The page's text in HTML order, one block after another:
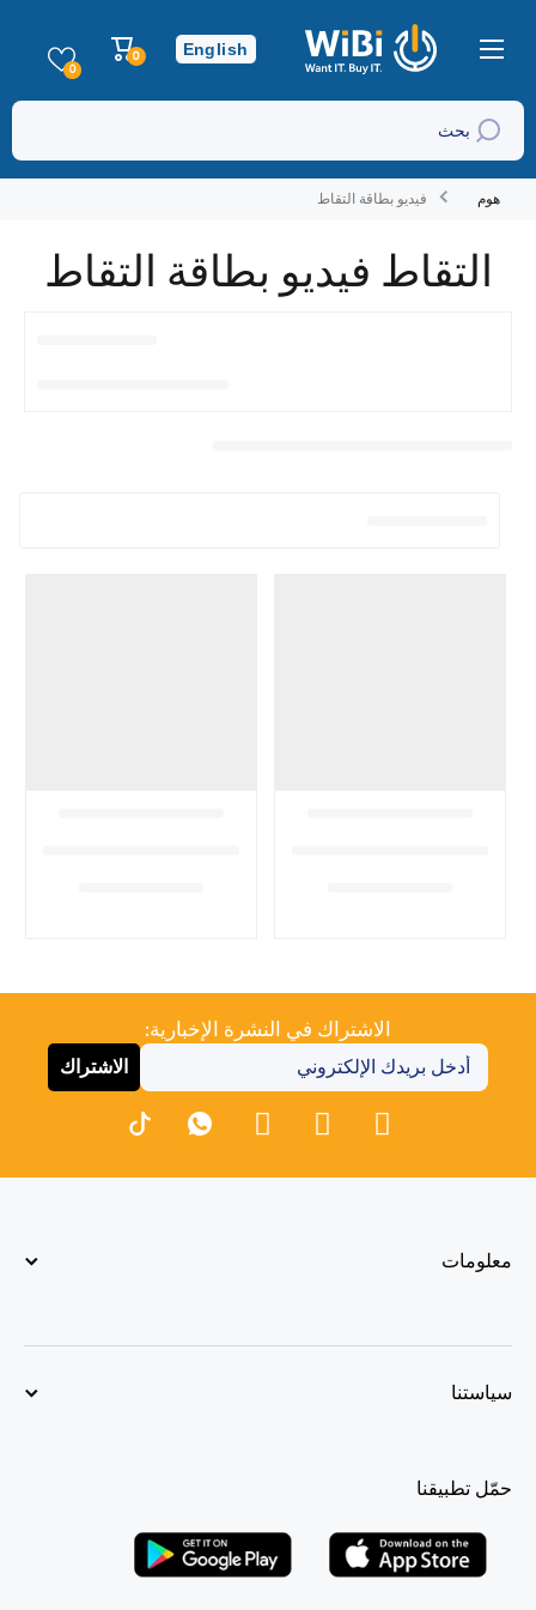
تخطي إلى المحتوى
English
عربة
التسوق
0
عناصر
0
بحث
هوم فيديو بطاقة التقاط
التقاط فيديو بطاقة التقاط
الاشتراك في النشرة الإخبارية:
الاشتراك
معلومات
سياستنا
حمّل تطبيقنا